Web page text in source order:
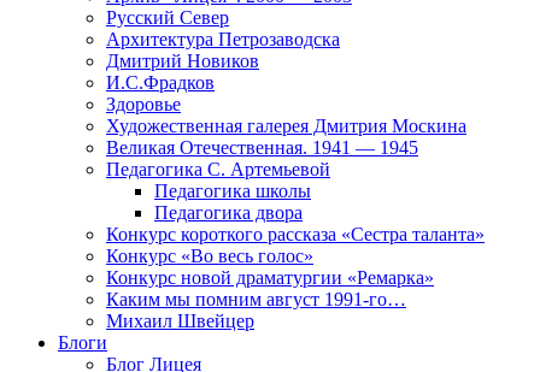
Русский Север
Архитектура Петрозаводска
Дмитрий Новиков
И.С.Фрадков
Здоровье
Художественная галерея Дмитрия Москина
Великая Отечественная. 1941 — 1945
Педагогика С. Артемьевой
Педагогика школы
Педагогика двора
Конкурс короткого рассказа «Сестра таланта»
Конкурс «Во весь голос»
Конкурс новой драматургии «Ремарка»
Каким мы помним август 1991-го…
Михаил Швейцер
Блоги
Блог Лицея